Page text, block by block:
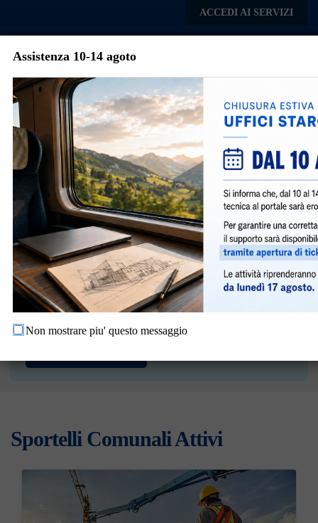
ACCEDI AI SERVIZI
Menu
Mediglia
Portale per la presentazione
delle istanze comunali in
digitale
Presenta qualsiasi istanza, a qualsiasi ora, in
qualsiasi luogo, da qualsiasi device.
Per usufruire di tutti i servizi offerti del Portale devi
prima autenticarti cliccando sul bottone qui sotto!
Sportelli Comunali Attivi
Assistenza 10-14 agoto
Non mostrare piu' questo messaggio